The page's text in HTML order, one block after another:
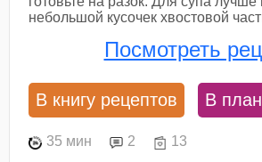
небольшой кусочек хвостовой
Посмотреть
В книгу рецептов В
35 мин 2 13